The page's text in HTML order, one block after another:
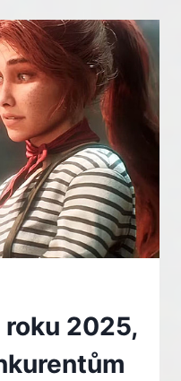
2025,